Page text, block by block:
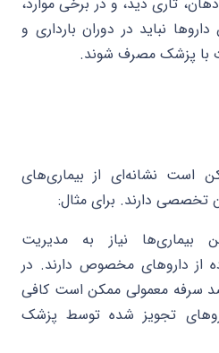
نباید در دوران بارداری و
با پزشک مصرف شوند.
است نشانه‌ای از بیماری‌های
تخصصی دارند. برای مثال:
بیماری‌ها نیاز به مدیریت
از داروهای مخصوص دارند. در
ضد سرفه معمولی ممکن است کافی
تجویز شده توسط پزشک